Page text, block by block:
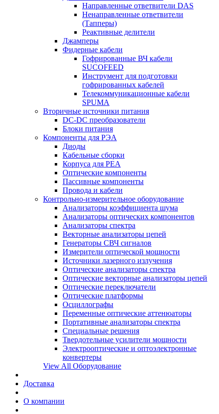
Направленные ответвители DAS
Ненаправленные ответвители
(Тапперы)
Реактивные делители
Джамперы
Фидерные кабели
Гофрированные ВЧ кабели
SUCOFEED
Инструмент для подготовки
гофрированных кабелей
Телекоммуникационные кабели
SPUMA
Вторичные источники питания
DC-DC преобразователи
Блоки питания
Компоненты для РЭА
Диоды
Кабельные сборки
Корпуса для РЕА
Оптические компоненты
Пассивные компоненты
Провода и кабели
Контрольно-измерительное оборудование
Анализаторы коэффициента шума
Анализаторы оптических компонентов
Анализаторы спектра
Векторные анализаторы цепей
Генераторы СВЧ сигналов
Измерители оптической мощности
Источники лазерного излучения
Оптические анализаторы спектра
Оптические векторные анализаторы цепей
Оптические переключатели
Оптические платформы
Осциллографы
Переменные оптические аттенюаторы
Портативные анализаторы спектра
Специальные решения
Твердотельные усилители мощности
Электрооптические и оптоэлектронные
конвертеры
View All Оборудование
Доставка
О компании